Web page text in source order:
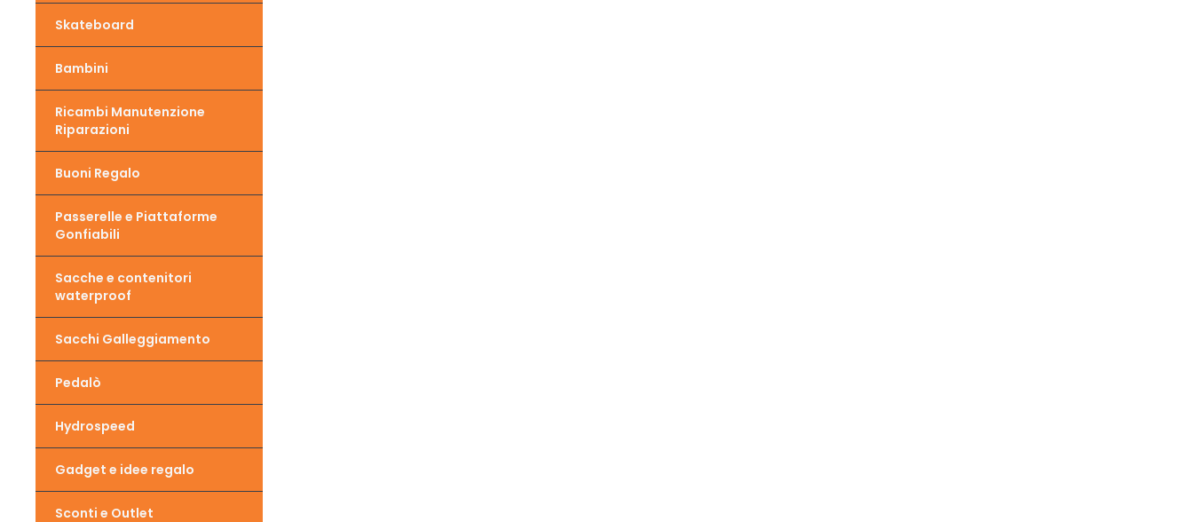
Skateboard
Bambini
Ricambi Manutenzione
Riparazioni
Buoni Regalo
Passerelle e Piattaforme
Gonfiabili
Sacche e contenitori
waterproof
Sacchi Galleggiamento
Pedalò
Hydrospeed
Gadget e idee regalo
Sconti e Outlet